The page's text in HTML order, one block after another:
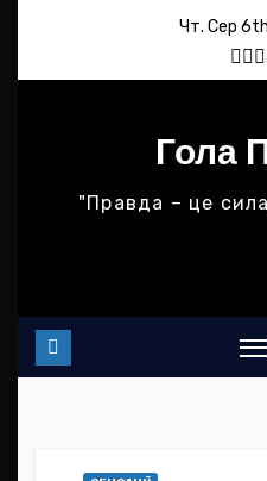
content
Чт. Сер
Гола
"Правда – це